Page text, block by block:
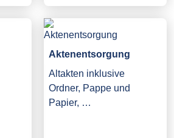
Aktenentsorgung
Altakten inklusive
Ordner, Pappe und
Papier, …